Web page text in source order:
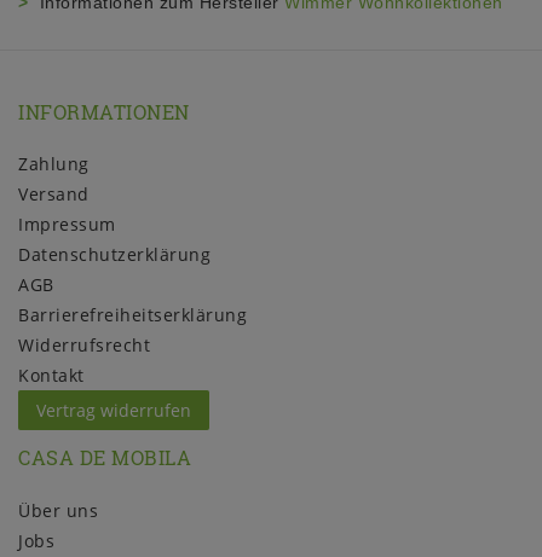
INFORMATIONEN
Zahlung
Versand
Impressum
Daten­schutz­erklärung
AGB
Barrierefreiheitserklärung
Widerrufs­recht
Kontakt
Vertrag widerrufen
CASA DE MOBILA
Über uns
Jobs